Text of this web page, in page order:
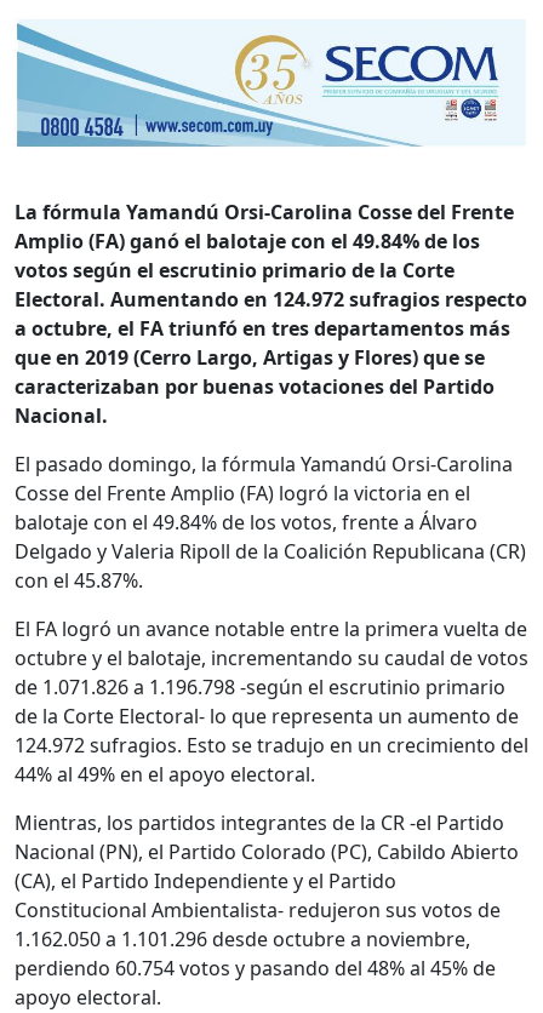
La fórmula Yamandú Orsi-Carolina Cosse del Frente
Amplio (FA) ganó el balotaje con el 49.84% de los
votos según el escrutinio primario de la Corte
Electoral. Aumentando en 124.972 sufragios respecto
a octubre, el FA triunfó en tres departamentos más
que en 2019 (Cerro Largo, Artigas y Flores) que se
caracterizaban por buenas votaciones del Partido
Nacional.
El pasado domingo, la fórmula Yamandú Orsi-Carolina
Cosse del Frente Amplio (FA) logró la victoria en el
balotaje con el 49.84% de los votos, frente a Álvaro
Delgado y Valeria Ripoll de la Coalición Republicana (CR)
con el 45.87%.
El FA logró un avance notable entre la primera vuelta de
octubre y el balotaje, incrementando su caudal de votos
de 1.071.826 a 1.196.798 -según el escrutinio primario
de la Corte Electoral- lo que representa un aumento de
124.972 sufragios. Esto se tradujo en un crecimiento del
44% al 49% en el apoyo electoral.
Mientras, los partidos integrantes de la CR -el Partido
Nacional (PN), el Partido Colorado (PC), Cabildo Abierto
(CA), el Partido Independiente y el Partido
Constitucional Ambientalista- redujeron sus votos de
1.162.050 a 1.101.296 desde octubre a noviembre,
perdiendo 60.754 votos y pasando del 48% al 45% de
apoyo electoral.